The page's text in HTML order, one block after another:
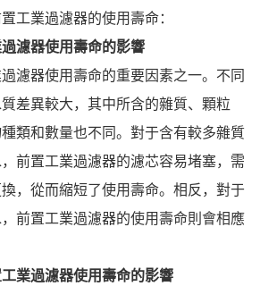
工業過濾器的使用壽命：
濾器使用壽命的影響
濾器使用壽命的重要因素之一。不同
差異較大，其中所含的雜質、顆粒
類和數量也不同。對于含有較多雜質
前置工業過濾器的濾芯容易堵塞，需
，從而縮短了使用壽命。相反，對于
前置工業過濾器的使用壽命則會相應
業過濾器使用壽命的影響